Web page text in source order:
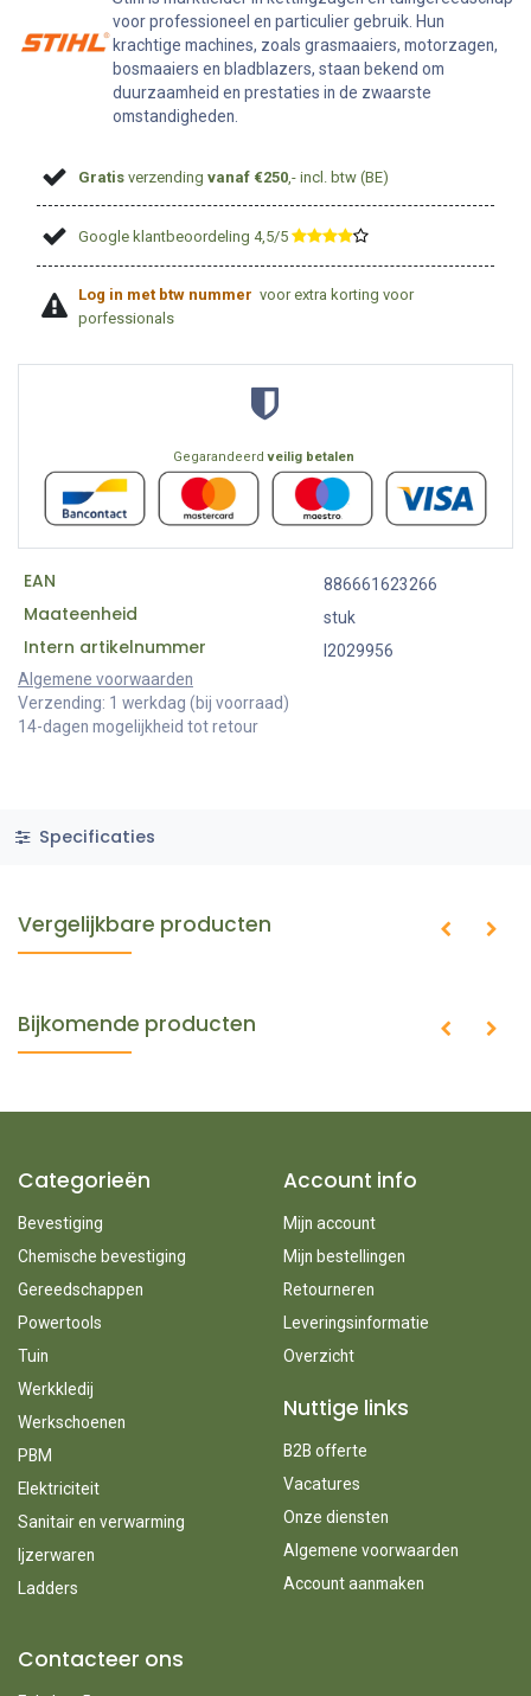
voor professioneel en particulier gebruik. Hun
krachtige machines, zoals grasmaaiers, motorzagen,
bosmaaiers en bladblazers, staan bekend om
duurzaamheid en prestaties in de zwaarste
omstandigheden.
Gratis verzendingvanaf €250 ,- incl. btw (BE)
Google klantbeoordeling 4,5/5 ​
Log in met btw nummer voor extra korting voor
porfessionals
Gegarandeerdveilig betalen
EAN 886661623266
Maateenheid stuk
Intern artikelnummer
I2029956
Algemene voorwaarden
Verzending: 1 werkdag (bij voorraad)
14-dagen mogelijkheid tot retour
Specificaties
Vergelijkbare producten
Bijkomende producten
Categorieën
Bevestiging
Chemische bevestiging
Gereedschappen
Powertools
Tuin
Werkkledij
Werkschoenen
PBM
Elektriciteit
Sanitair en verwarming
Ijzerwaren
Ladders
Account info
Mijn account
Mijn bestellingen
Retourneren
Leveringsinformatie
Overzicht
Nuttige links
B2B offerte
Vacatures
Onze diensten
Algemene voorwaarden
Account aanmaken
Contacteer ons